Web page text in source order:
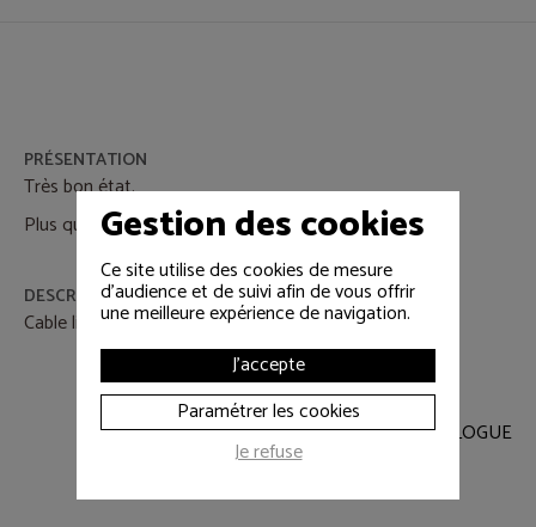
PRÉSENTATION
Très bon état.
Plus qu'une seule pièce disponible.
DESCRIPTIF
Cable liaison MARTIN 8 pts EXT LIN RGBW 5m
RETOUR AU CATALOGUE
Gestion des cookies
Ce site utilise des cookies de mesure
d'audience et de suivi afin de vous offrir
une meilleure expérience de navigation.
J'accepte
Paramétrer les cookies
Je refuse